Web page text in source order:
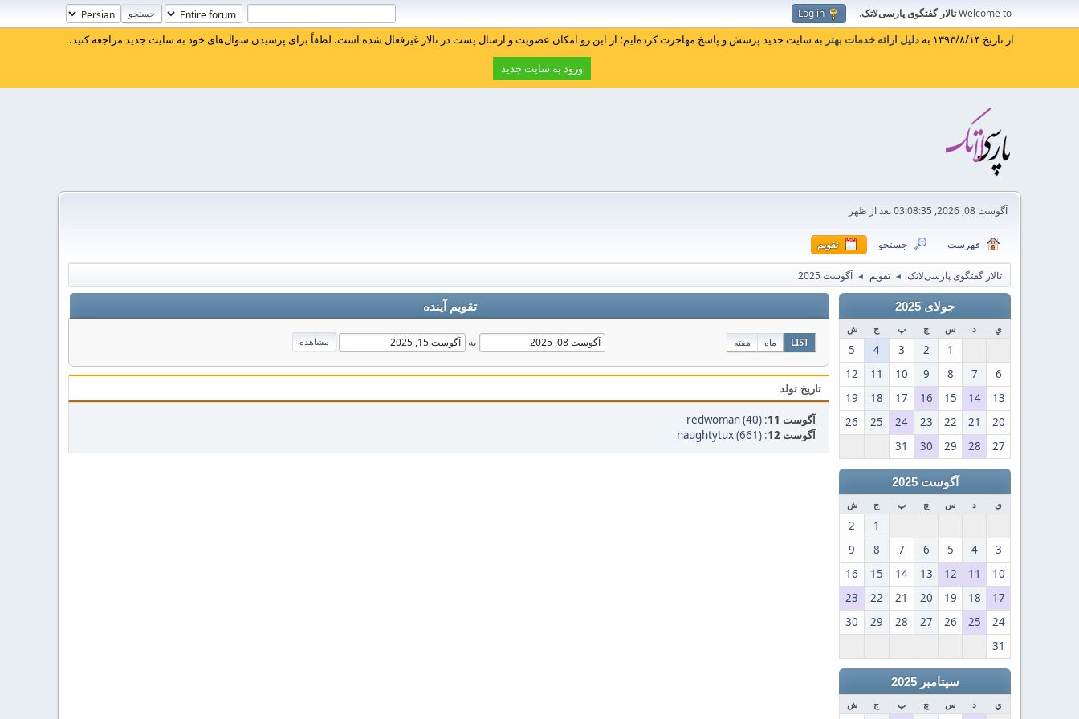
Welcome toتالار گفتگوی پارسی‌لاتک.
Log in
از تاریخ ۱۳۹۳/۸/۱۴ به دلیل ارائه خدمات بهتر به سایت جدید پرسش و پاسخ مهاجرت کرده‌ایم؛ از این رو امکان عضویت و ارسال پست در تالار غیرفعال شده است. لطفاً برای پرسیدن سوال‌های خود به سایت جدید مراجعه کنید.
ورود به سایت جدید
آگوست 08, 2026, 03:08:35 بعد از ظهر
فهرست جستجو تقویم
تالار گفتگوی پارسی‌لاتک ◄ تقویم ◄ آگوست 2025
جولای 2025
ي د س چ پ ج ش
1
2
3
4
5
6
7
8
9
10
11
12
13
14
15
16
17
18
19
20
21
22
23
24
25
26
27
28
29
30
31
آگوست 2025
ي د س چ پ ج ش
1
2
3
4
5
6
7
8
9
10
11
12
13
14
15
16
17
18
19
20
21
22
23
24
25
26
27
28
29
30
31
سپتامبر 2025
ي د س چ پ ج ش
تقویم آینده
LIST ماه هفته به
تاریخ تولد
آگوست 11 :
redwoman (40)
آگوست 12
:
naughtytux (661)